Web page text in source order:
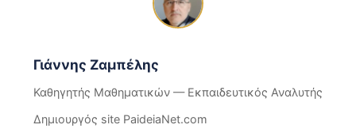
Γιάννης Ζαμπέλης
Καθηγητής Μαθηματικών — Εκπαιδευτικός Αναλυτής
Δημιουργός site PaideiaNet.com